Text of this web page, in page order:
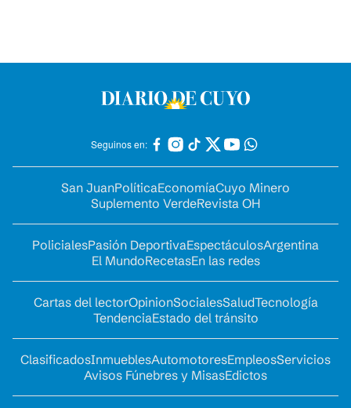
Seguinos en:
San JuanPolíticaEconomíaCuyo Minero
Suplemento VerdeRevista OH
PolicialesPasión DeportivaEspectáculosArgentina
El MundoRecetasEn las redes
Cartas del lectorOpinionSocialesSaludTecnología
TendenciaEstado del tránsito
ClasificadosInmueblesAutomotoresEmpleosServicios
Avisos Fúnebres y MisasEdictos